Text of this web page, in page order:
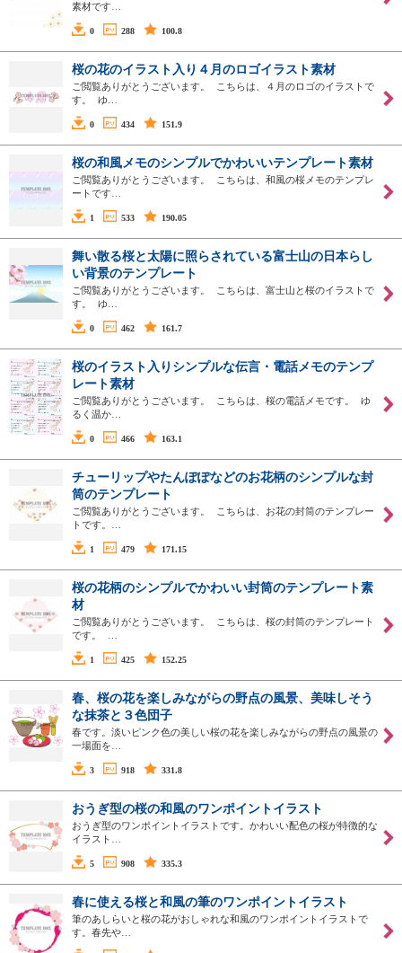
素材です…
0 288 100.8
桜の花のイラスト入り４月のロゴイラスト素材
ご閲覧ありがとうございます。 こちらは、４月のロゴのイラストで
す。 ゆ…
0 434 151.9
桜の和風メモのシンプルでかわいいテンプレート素材
ご閲覧ありがとうございます。 こちらは、和風の桜メモのテンプレ
ートです…
1 533 190.05
舞い散る桜と太陽に照らされている富士山の日本らし
い背景のテンプレート
ご閲覧ありがとうございます。 こちらは、富士山と桜のイラストで
す。 ゆ…
0 462 161.7
桜のイラスト入りシンプルな伝言・電話メモのテンプ
レート素材
ご閲覧ありがとうございます。 こちらは、桜の電話メモです。 ゆ
るく温か…
0 466 163.1
チューリップやたんぽぽなどのお花柄のシンプルな封
筒のテンプレート
ご閲覧ありがとうございます。 こちらは、お花の封筒のテンプレー
トです。…
1 479 171.15
桜の花柄のシンプルでかわいい封筒のテンプレート素
材
ご閲覧ありがとうございます。 こちらは、桜の封筒のテンプレート
です。 …
1 425 152.25
春、桜の花を楽しみながらの野点の風景、美味しそう
な抹茶と３色団子
春です。淡いピンク色の美しい桜の花を楽しみながらの野点の風景の
一場面を…
3 918 331.8
おうぎ型の桜の和風のワンポイントイラスト
おうぎ型のワンポイントイラストです。かわいい配色の桜が特徴的な
イラスト…
5 908 335.3
春に使える桜と和風の筆のワンポイントイラスト
筆のあしらいと桜の花がおしゃれな和風のワンポイントイラストで
す。春先や…